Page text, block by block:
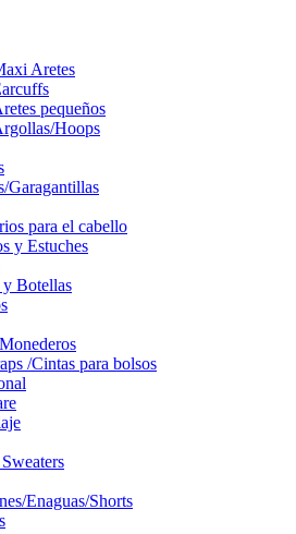
Aretes
pequeños
Hoops
Garagantillas
para el cabello
y Estuches
y Botellas
/Cintas para bolsos
Enaguas/Shorts